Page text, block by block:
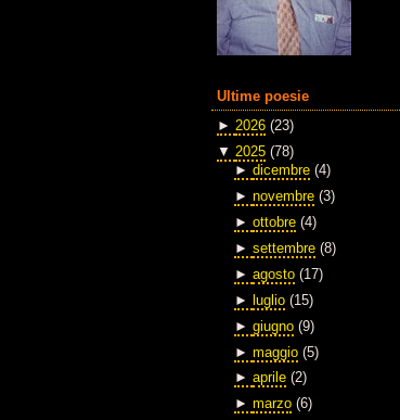
Ultime poesie
► 2026 (23)
▼ 2025 (78)
► dicembre (4)
► novembre (3)
► ottobre (4)
► settembre (8)
► agosto (17)
► luglio (15)
► giugno (9)
► maggio (5)
► aprile (2)
► marzo (6)